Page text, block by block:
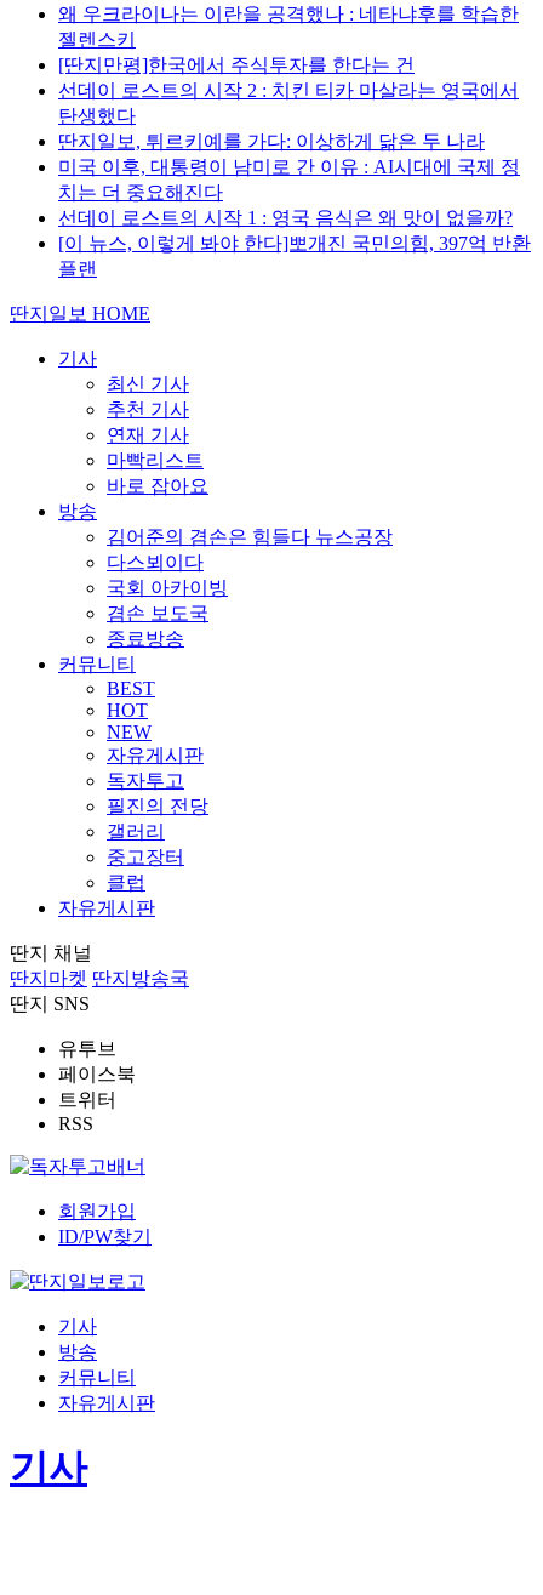
왜 우크라이나는 이란을 공격했나 : 네타냐후를 학습한
젤렌스키
[딴지만평]한국에서 주식투자를 한다는 건
선데이 로스트의 시작 2 : 치킨 티카 마살라는 영국에서
탄생했다
딴지일보, 튀르키예를 가다: 이상하게 닮은 두 나라
미국 이후, 대통령이 남미로 간 이유 : AI시대에 국제 정
치는 더 중요해진다
선데이 로스트의 시작 1 : 영국 음식은 왜 맛이 없을까?
[이 뉴스, 이렇게 봐야 한다]뽀개진 국민의힘, 397억 반환
플랜
딴지일보 HOME
기사
최신 기사
추천 기사
연재 기사
마빡리스트
바로 잡아요
방송
김어준의 겸손은 힘들다 뉴스공장
다스뵈이다
국회 아카이빙
겸손 보도국
종료방송
커뮤니티
BEST
HOT
NEW
자유게시판
독자투고
필진의 전당
갤러리
중고장터
클럽
자유게시판
딴지 채널
딴지마켓 딴지방송국
딴지 SNS
유투브
페이스북
트위터
RSS
회원가입
ID/PW찾기
기사
방송
커뮤니티
자유게시판
기사